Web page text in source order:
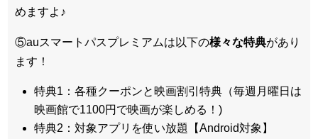
めますよ♪
⑤auスマートパスプレミアムは以下の様々な特典があり
ます！
特典1：各種クーポンと映画割引特典（毎週月曜日は
映画館で1100円で映画が楽しめる！)
特典2：対象アプリを使い放題【Android対象】